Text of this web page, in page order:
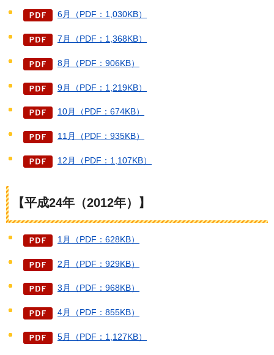
6月（PDF：1,030KB）
7月（PDF：1,368KB）
8月（PDF：906KB）
9月（PDF：1,219KB）
10月（PDF：674KB）
11月（PDF：935KB）
12月（PDF：1,107KB）
【平成24年（2012年）】
1月（PDF：628KB）
2月（PDF：929KB）
3月（PDF：968KB）
4月（PDF：855KB）
5月（PDF：1,127KB）